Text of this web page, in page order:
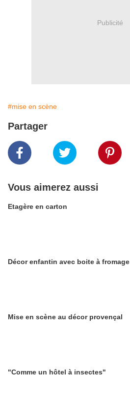
Publicité
#mise en scène
Partager
Vous aimerez aussi
Etagère en carton
Décor enfantin avec boite à fromage
Mise en scène au décor provençal
"Comme un hôtel à insectes"